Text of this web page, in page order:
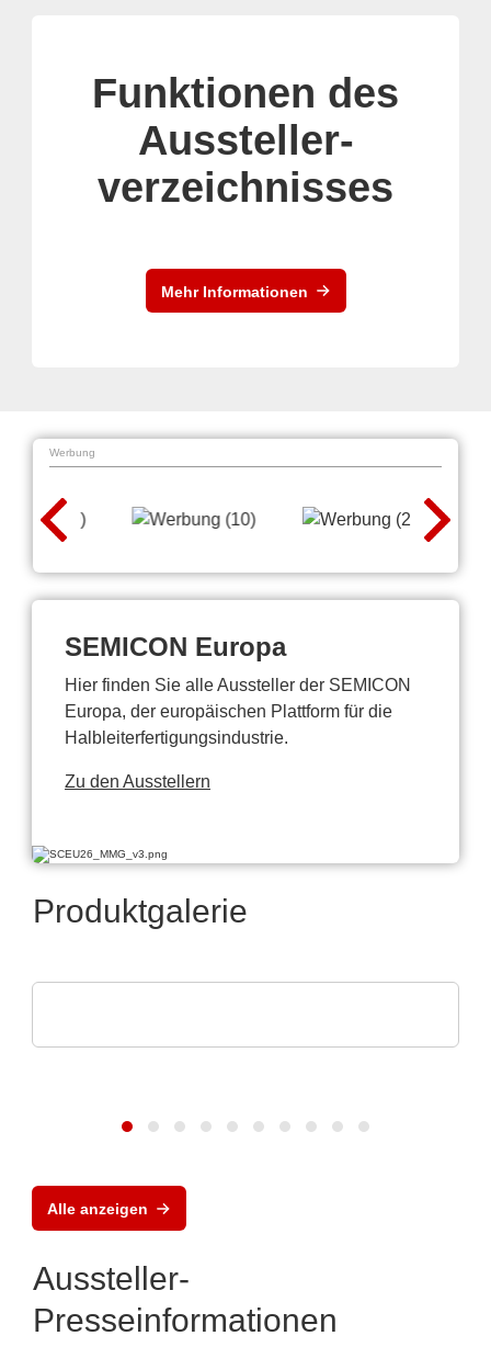
Funktionen des
Aussteller-
verzeichnisses
Mehr Informationen
Werbung
SEMICON Europa
Hier finden Sie alle Aussteller der SEMICON
Europa, der europäischen Plattform für die
Halbleiterfertigungsindustrie.
Zu den Ausstellern
Produktgalerie
Alle anzeigen
Aussteller-
Presseinformationen